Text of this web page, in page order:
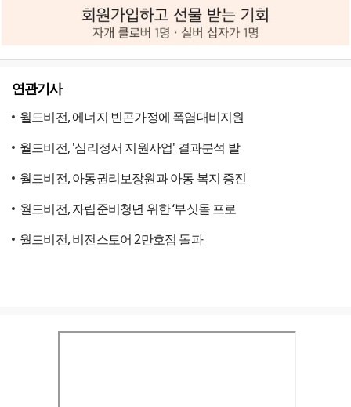
연관기사
월드비전, 에너지 빈곤가정에 폭염대비지원
월드비전, '심리정서 지원사업' 결과분석 발
월드비전, 아동권리보장원과 아동 복지 증진
월드비전, 자립준비청년 위한 ‘부싯돌 프로
월드비전, 비전스토어 2만호점 돌파